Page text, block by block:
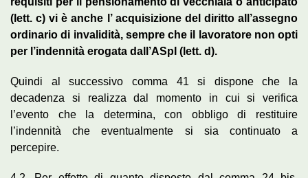
(lett. c) vi è anche l’ acquisizione del diritto all’assegno
ordinario di invalidità, sempre che il lavoratore non opti
per l’indennità erogata dall’ASpI (lett. d).
Quindi al successivo comma 41 si dispone che la
decadenza si realizza dal momento in cui si verifica
l’evento che la determina, con obbligo di restituire
l’indennità che eventualmente si sia continuato a
percepire.